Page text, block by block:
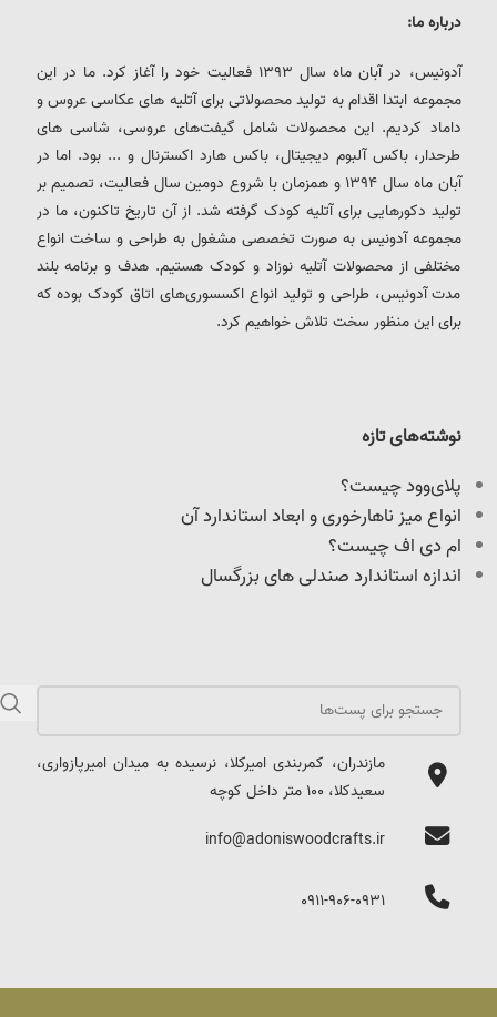
مازندران، کمربندی امیرکلا، نرسیده به میدان امیرپازواری،
سعیدکلا، 100 متر داخل کوچه
info@adoniswoodcrafts.ir
0911-906-0931
نوشته‌های تازه
پلای‌وود چیست؟
انواع میز ناهارخوری و ابعاد استاندارد آن
ام دی اف چیست؟
اندازه استاندارد صندلی های بزرگسال
درباره ما:
آدونیس، در آبان ماه سال 1393 فعالیت خود را آغاز کرد. ما در این
مجموعه ابتدا اقدام به تولید محصولاتی برای آتلیه های عکاسی عروس و
داماد کردیم. این محصولات شامل گیفت‌های عروسی، شاسی های
طرحدار، باکس آلبوم دیجیتال، باکس هارد اکسترنال و ... بود. اما در
آبان ماه سال 1394 و همزمان با شروع دومین سال فعالیت، تصمیم بر
تولید دکورهایی برای آتلیه کودک گرفته شد. از آن تاریخ تاکنون، ما در
مجموعه آدونیس به صورت تخصصی مشغول به طراحی و ساخت انواع
مختلفی از محصولات آتلیه نوزاد و کودک هستیم. هدف و برنامه بلند
مدت آدونیس، طراحی و تولید انواع اکسسوری‌های اتاق کودک بوده که
برای این منظور سخت تلاش خواهیم کرد.